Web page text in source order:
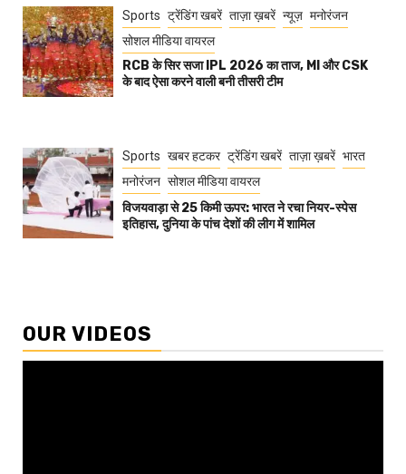
Sports ट्रेंडिंग खबरें ताज़ा ख़बरें न्यूज़ मनोरंजन
सोशल मीडिया वायरल
RCB के सिर सजा IPL 2026 का ताज, MI और CSK
के बाद ऐसा करने वाली बनी तीसरी टीम
Sports खबर हटकर ट्रेंडिंग खबरें ताज़ा ख़बरें भारत
मनोरंजन सोशल मीडिया वायरल
विजयवाड़ा से 25 किमी ऊपर: भारत ने रचा नियर-स्पेस
इतिहास, दुनिया के पांच देशों की लीग में शामिल
OUR VIDEOS